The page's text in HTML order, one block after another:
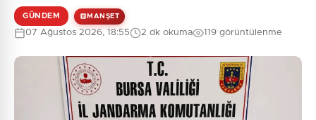
GÜNDEM MANŞET
07 Ağustos 2026, 18:55 2 dk okuma 119 görüntülenme